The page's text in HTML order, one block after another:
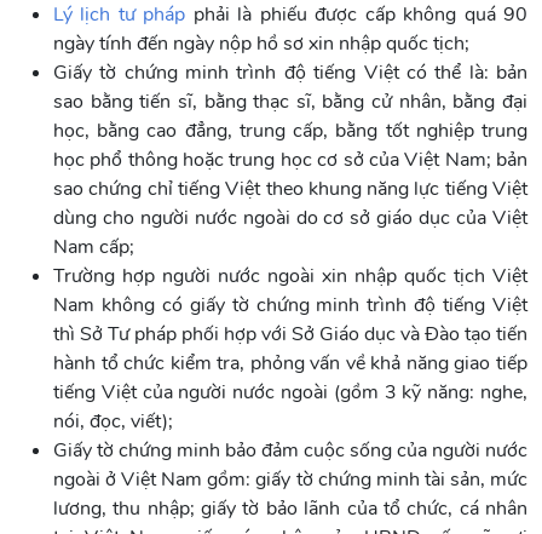
Lý lịch tư pháp phải là phiếu được cấp không quá 90
ngày tính đến ngày nộp hồ sơ xin nhập quốc tịch;
Giấy tờ chứng minh trình độ tiếng Việt có thể là: bản
sao bằng tiến sĩ, bằng thạc sĩ, bằng cử nhân, bằng đại
học, bằng cao đẳng, trung cấp, bằng tốt nghiệp trung
học phổ thông hoặc trung học cơ sở của Việt Nam; bản
sao chứng chỉ tiếng Việt theo khung năng lực tiếng Việt
dùng cho người nước ngoài do cơ sở giáo dục của Việt
Nam cấp;
Trường hợp người nước ngoài xin nhập quốc tịch Việt
Nam không có giấy tờ chứng minh trình độ tiếng Việt
thì Sở Tư pháp phối hợp với Sở Giáo dục và Đào tạo tiến
hành tổ chức kiểm tra, phỏng vấn về khả năng giao tiếp
tiếng Việt của người nước ngoài (gồm 3 kỹ năng: nghe,
nói, đọc, viết);
Giấy tờ chứng minh bảo đảm cuộc sống của người nước
ngoài ở Việt Nam gồm: giấy tờ chứng minh tài sản, mức
lương, thu nhập; giấy tờ bảo lãnh của tổ chức, cá nhân